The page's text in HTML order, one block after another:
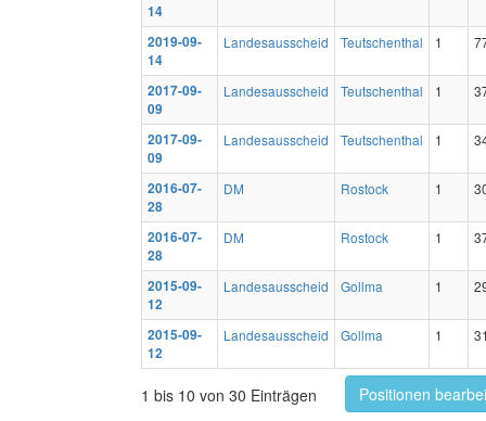
14
2019-09-
14
Landesausscheid Teutschenthal 1
2017-09-
09
Landesausscheid Teutschenthal 1
2017-09-
09
Landesausscheid Teutschenthal 1
2016-07-
28
DM Rostock 1
2016-07-
28
DM Rostock 1
2015-09-
12
Landesausscheid Gollma 1
2015-09-
12
Landesausscheid Gollma 1
1 bis 10 von 30 Einträgen Positionen